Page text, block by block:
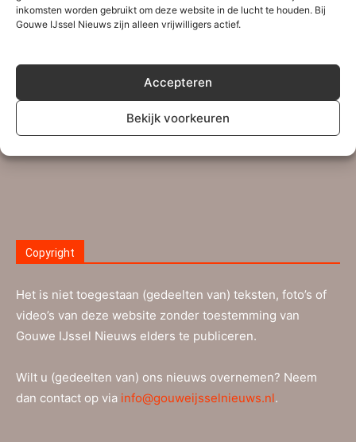
inkomsten worden gebruikt om deze website in de lucht te houden. Bij
Gouwe IJssel Nieuws zijn alleen vrijwilligers actief.
Accepteren
Bekijk voorkeuren
Persberichten, (sport)verslagen en andere
redactie-adresinfo@gouweijsselnieuws.nl. Ook voor
ingezonden brieven kan dit e-mailadres gebruikt worden.
Lees meer…
Copyright
Het is niet toegestaan (gedeelten van) teksten, foto’s of
video’s van deze website zonder toestemming van
Gouwe IJssel Nieuws elders te publiceren.
Wilt u (gedeelten van) ons nieuws overnemen? Neem
dan contact op via info@gouweijsselnieuws.nl.